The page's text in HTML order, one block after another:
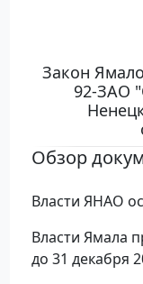
Закон
92-ЗАО
Обзор
Власти ЯНАО
Власти Ямала
до 31 декабря